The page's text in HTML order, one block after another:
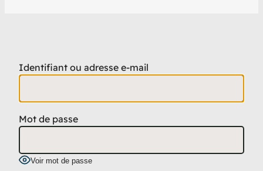
Identifiant ou adresse e-mail
Mot de passe
Voir mot de passe